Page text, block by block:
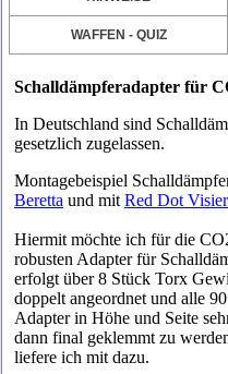
WAFFEN - QUIZ
Schalldämpferadapter für
In Deutschland sind
gesetzlich zugelassen.
Montagebeispiel
Beretta und mit Red Dot Visier
Hiermit möchte ich für die
robusten Adapter für
erfolgt über 8 Stück Torx
doppelt angeordnet und alle
Adapter in Höhe und Seite
dann final geklemmt zu
liefere ich mit dazu.